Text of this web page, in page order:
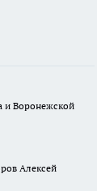
и Воронежской
Алексей